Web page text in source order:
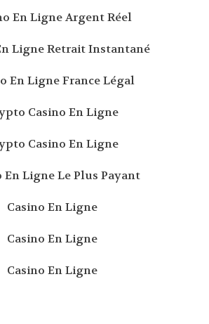
En Ligne Argent Réel
Ligne Retrait Instantané
En Ligne France Légal
Casino En Ligne
Casino En Ligne
En Ligne Le Plus Payant
Casino En Ligne
Casino En Ligne
Casino En Ligne